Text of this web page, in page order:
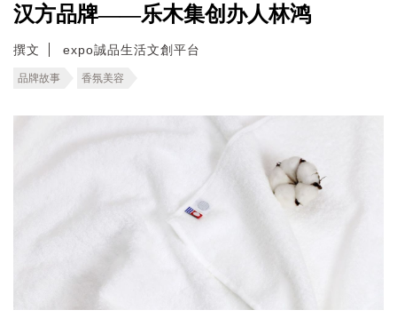
汉方品牌——乐木集创办人林鸿
撰文 expo誠品生活文創平台
品牌故事 香氛美容